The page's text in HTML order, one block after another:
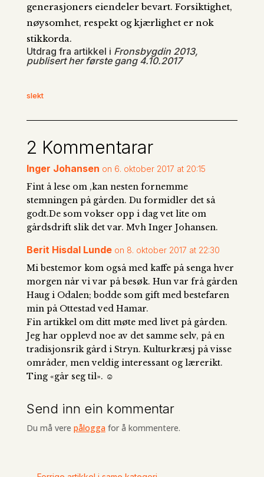
generasjoners eiendeler bevart. Forsiktighet,
nøysomhet, respekt og kjærlighet er nok
stikkorda.
Utdrag fra artikkel i Fronsbygdin 2013,
publisert her første gang 4.10.2017
slekt
2 Kommentarar
Inger Johansen on 6. oktober 2017 at 20:15
Fint å lese om ,kan nesten fornemme
stemningen på gården. Du formidler det så
godt.De som vokser opp i dag vet lite om
gårdsdrift slik det var. Mvh Inger Johansen.
Berit Hisdal Lunde on 8. oktober 2017 at 22:30
Mi bestemor kom også med kaffe på senga hver
morgen når vi var på besøk. Hun var frå gården
Haug i Odalen; bodde som gift med bestefaren
min på Ottestad ved Hamar.
Fin artikkel om ditt møte med livet på gården.
Jeg har opplevd noe av det samme selv, på en
tradisjonsrik gård i Stryn. Kulturkræsj på visse
områder, men veldig interessant og lærerikt.
Ting «går seg til». ☺
Send inn ein kommentar
Du må vere påloggafor å kommentere.